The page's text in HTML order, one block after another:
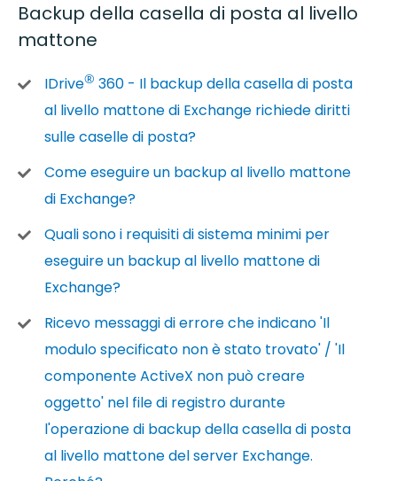
Backup della casella di posta al livello
mattone
IDrive® 360 - Il backup della casella di posta
al livello mattone di Exchange richiede diritti
sulle caselle di posta?
Come eseguire un backup al livello mattone
di Exchange?
Quali sono i requisiti di sistema minimi per
eseguire un backup al livello mattone di
Exchange?
Ricevo messaggi di errore che indicano 'Il
modulo specificato non è stato trovato' / 'Il
componente ActiveX non può creare
oggetto' nel file di registro durante
l'operazione di backup della casella di posta
al livello mattone del server Exchange.